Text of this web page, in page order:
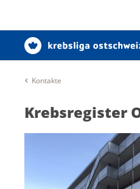
Kontakte
Krebsregister